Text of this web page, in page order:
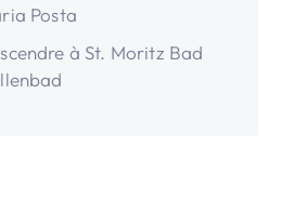
Posta
à St. Moritz Bad